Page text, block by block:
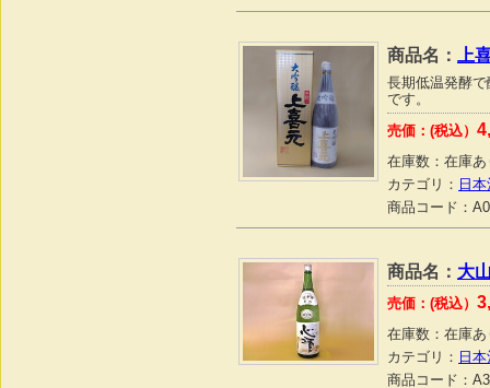
商品名： 上
長期低温発酵
です。
売価：(税込）
在庫数： 在庫あ
カテゴリ： 日
商品コード：
商品名： 大
売価：(税込）
在庫数： 在庫あ
カテゴリ： 日
商品コード：